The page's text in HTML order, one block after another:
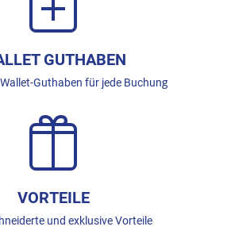
GUTHABEN
Guthaben für jede Buchung
VORTEILE
und exklusive Vorteile